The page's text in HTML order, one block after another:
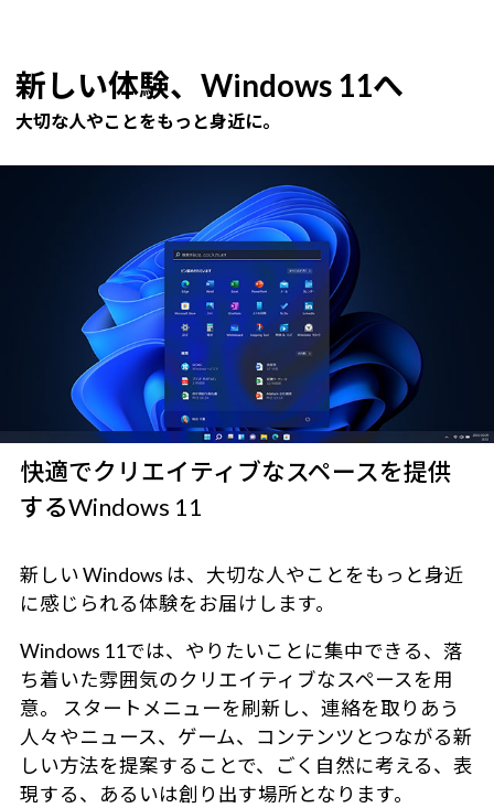
新しい体験、Windows 11へ
大切な人やことをもっと身近に。
快適でクリエイティブなスペースを提供
するWindows 11
新しい Windows は、大切な人やことをもっと身近
に感じられる体験をお届けします。
Windows 11では、やりたいことに集中できる、落
ち着いた雰囲気のクリエイティブなスペースを用
意。 スタートメニューを刷新し、連絡を取りあう
人々やニュース、ゲーム、コンテンツとつながる新
しい方法を提案することで、ごく自然に考える、表
現する、あるいは創り出す場所となります。